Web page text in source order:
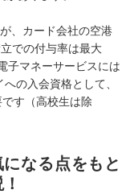
、カード会社の空港
での付与率は最大
子マネーサービスには
の入会資格として、
す（高校生は除
なる点をもと